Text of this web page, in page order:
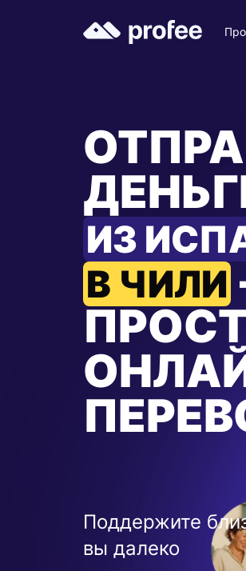
ИЗ
В ЧИЛИ
Поддержите
вы далеко